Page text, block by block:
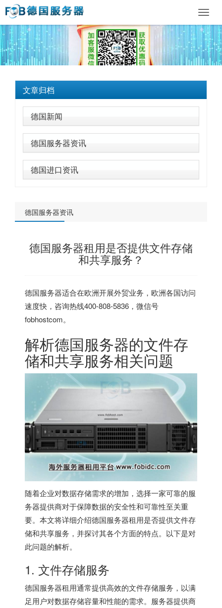
文章归档
德国新闻
德国服务器资讯
德国进口资讯
德国服务器资讯
德国服务器租用是否提供文件存储
和共享服务？
德国服务器适合在欧洲开展外贸业务，欧洲各国访问
速度快，咨询热线400-808-5836，微信号
fobhostcom。
解析德国服务器的文件存
储和共享服务相关问题
随着企业对数据存储需求的增加，选择一家可靠的服
务器提供商对于保障数据的安全性和可靠性至关重
要。本文将详细介绍德国服务器租用是否提供文件存
储和共享服务，并探讨其各个方面的特点。以下是对
此问题的解析。
1. 文件存储服务
德国服务器租用通常提供高效的文件存储服务，以满
足用户对数据存储容量和性能的需求。服务器提供商